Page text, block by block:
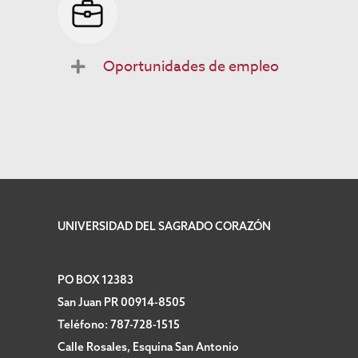
Oportunidades de empleo
UNIVERSIDAD DEL SAGRADO CORAZÓN
PO BOX 12383
San Juan PR 00914-8505
Teléfono: 787-728-1515
Calle Rosales, Esquina San Antonio